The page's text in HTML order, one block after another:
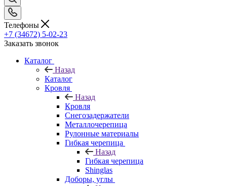
Телефоны
+7 (34672) 5-02-23
Заказать звонок
Каталог
Назад
Каталог
Кровля
Назад
Кровля
Снегозадержатели
Металлочерепица
Рулонные материалы
Гибкая черепица
Назад
Гибкая черепица
Shinglas
Доборы, углы